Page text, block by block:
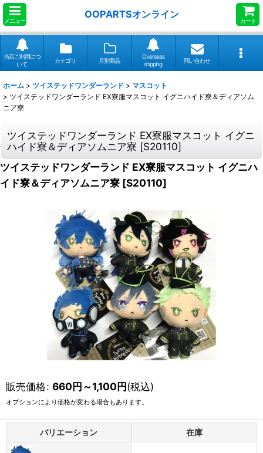
メニュー
OOPARTSオンライン
カート
当店ご利用につ
いて
カテゴリ 月別商品
Overseas
shipping
問い合わせ
ホーム > ツイステッドワンダーランド > マスコット
> ツイステッドワンダーランド EX寮服マスコット イグニハイド寮＆ディアソム
ニア寮
ツイステッドワンダーランド EX寮服マスコット イグニ
ハイド寮＆ディアソムニア寮 [S20110]
ツイステッドワンダーランド EX寮服マスコット イグニハ
イド寮＆ディアソムニア寮 [S20110]
販売価格: 660円～1,100円(税込)
オプションにより価格が変わる場合もあります。
バリエーション 在庫